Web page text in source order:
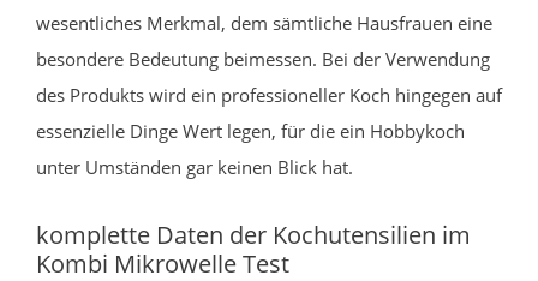
wesentliches Merkmal, dem sämtliche Hausfrauen eine
besondere Bedeutung beimessen. Bei der Verwendung
des Produkts wird ein professioneller Koch hingegen auf
essenzielle Dinge Wert legen, für die ein Hobbykoch
unter Umständen gar keinen Blick hat.
komplette Daten der Kochutensilien im
Kombi Mikrowelle Test